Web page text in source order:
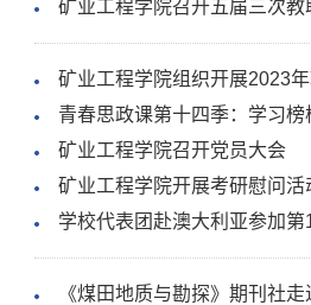
矿业工程学院召开五届三次
矿业工程学院组织开展2023
青春思政课第十四季：学习
矿业工程学院召开党员大会
矿业工程学院开展考研慰问活
学校代表团赴澳大利亚参加
《煤田地质与勘探》期刊社